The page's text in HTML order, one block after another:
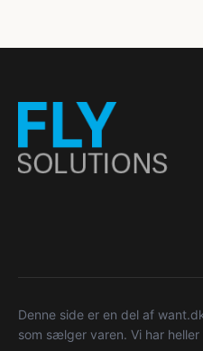
Denne side er en del af
som sælger varen. Vi har